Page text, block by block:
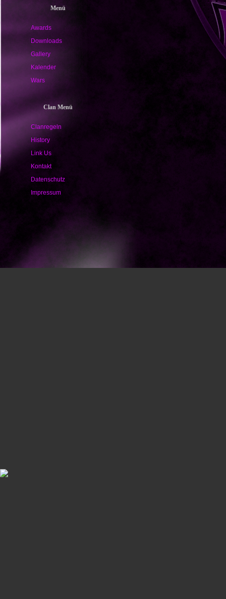
Menü
Awards
Downloads
Gallery
Kalender
Wars
Clan Menü
Clanregeln
History
Link Us
Kontakt
Datenschutz
Impressum